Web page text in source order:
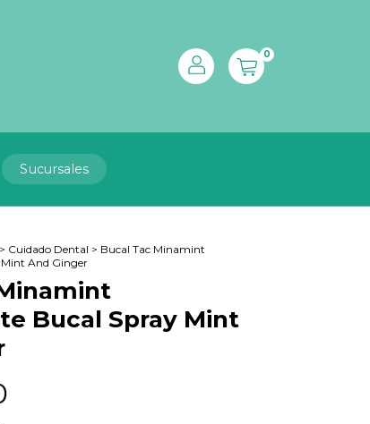
0
Sucursales
> Cuidado Dental > Bucal Tac Minamint
And Ginger
Bucal Spray Mint